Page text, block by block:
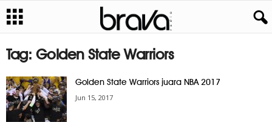
Tag: Golden State Warriors
Golden State Warriors juara NBA 2017
Jun 15, 2017